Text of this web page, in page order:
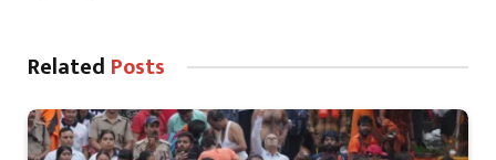
Related Posts